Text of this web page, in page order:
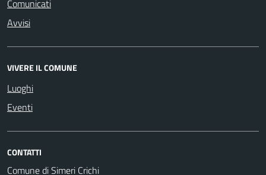
Comunicati
Avvisi
VIVERE IL COMUNE
Luoghi
Eventi
CONTATTI
Comune di Simeri Crichi